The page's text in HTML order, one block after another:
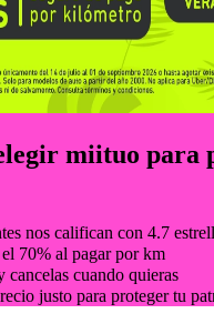
miituo para
nos califican con 4.7
70% al pagar por km
cancelas cuando quieras
justo para proteger tu